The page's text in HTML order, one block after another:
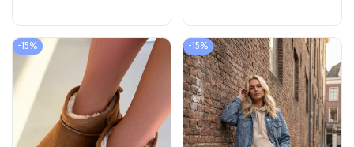
l...
-15% -15%